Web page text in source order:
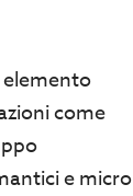
come
e micro